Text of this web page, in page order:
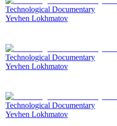
Technological Documentary
Yevhen Lokhmatov
Technological Documentary
Yevhen Lokhmatov
Technological Documentary
Yevhen Lokhmatov